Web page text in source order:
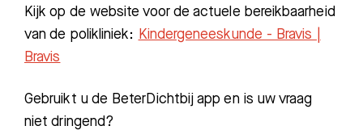
Kijk op de website voor de actuele bereikbaarheid
van de polikliniek: Kindergeneeskunde - Bravis |
Bravis
Gebruikt u de BeterDichtbij app en is uw vraag
niet dringend?